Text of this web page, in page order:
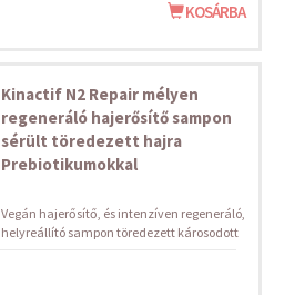
KOSÁRBA
Kinactif N2 Repair mélyen
regeneráló hajerősítő sampon
sérült töredezett hajra
Prebiotikumokkal
Vegán hajerősítő, és intenzíven regeneráló,
helyreállító sampon töredezett károsodott